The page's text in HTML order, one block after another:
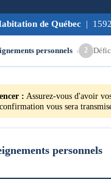
de Québec|
personnels 2
: Assurez-vous d'avoir
vous sera
personnels